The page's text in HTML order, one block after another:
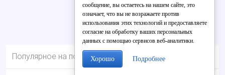
Популярное на портале
сообщение, вы остаетесь на нашем сайте, это
означает, что вы не возражаете против
использования этих технологий и предоставляете
согласие на обработку ваших персональных
данных с помощью сервисов веб-аналитики.
Хорошо Подробнее